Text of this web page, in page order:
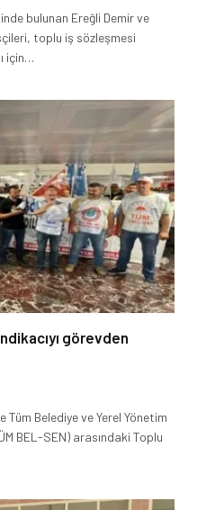
bulunan Ereğli Demir ve
toplu iş sözleşmesi
için…
görevden
Tüm Belediye ve Yerel Yönetim
BEL-SEN) arasındaki Toplu